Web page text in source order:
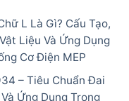
L Là Gì? Cấu Tạo,
Liệu Và Ứng Dụng
Cơ Điện MEP
– Tiêu Chuẩn Đai
Ứng Dụng Trong